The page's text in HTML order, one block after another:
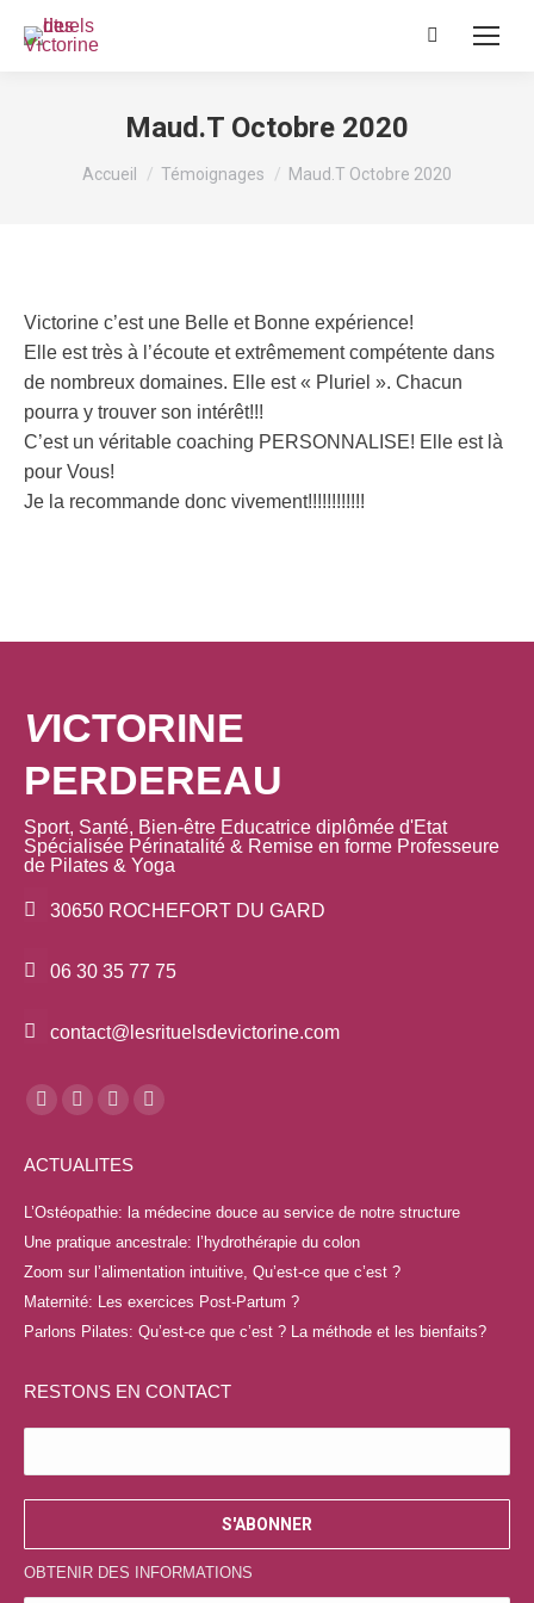
Recherche
Maud.T Octobre 2020
Vous êtes ici :
Accueil Témoignages Maud.T Octobre 2020
Victorine c’est une Belle et Bonne expérience!
Elle est très à l’écoute et extrêmement compétente dans
de nombreux domaines. Elle est « Pluriel ». Chacun
pourra y trouver son intérêt!!!
C’est un véritable coaching PERSONNALISE! Elle est là
pour Vous!
Je la recommande donc vivement!!!!!!!!!!!!
VICTORINE
PERDEREAU
Sport, Santé, Bien-être Educatrice diplômée d'Etat
Spécialisée Périnatalité & Remise en forme Professeure
de Pilates & Yoga
30650 ROCHEFORT DU GARD
06 30 35 77 75
contact@lesrituelsdevictorine.com
Trouvez nous sur :
La
Facebook
s'ouvre
dans
une
nouvelle
fenêtre
La
YouTube
s'ouvre
dans
une
nouvelle
fenêtre
La
LinkedIn
s'ouvre
dans
une
nouvelle
fenêtre
La
s'ouvre
dans
une
nouvelle
fenêtre
ACTUALITES
L’Ostéopathie: la médecine douce au service de notre structure
Une pratique ancestrale: l’hydrothérapie du colon
Zoom sur l’alimentation intuitive, Qu’est-ce que c’est ?
Maternité: Les exercices Post-Partum ?
Parlons Pilates: Qu’est-ce que c’est ? La méthode et les bienfaits?
RESTONS EN CONTACT
OBTENIR DES INFORMATIONS